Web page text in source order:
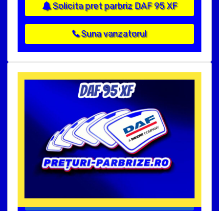
Solicita pret parbriz DAF 95 XF
Suna vanzatorul